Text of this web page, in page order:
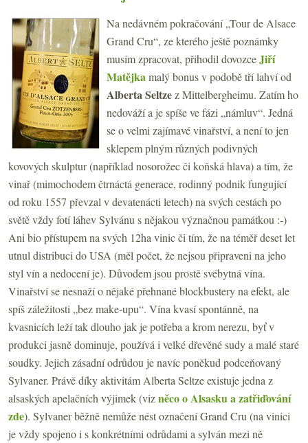
Na nedávném pokračování „Tour de Alsace
Grand Cru“, ze kterého ještě poznámky
musím zpracovat, přihodil dovozceJiří
Matějkamalý bonus v podobě tří lahví od
Alberta Seltzez Mittelbergheimu. Zatím ho
nedováží a je spíše ve fázi „námluv“. Jedná
se o velmi zajímavé vinařství, a není to jen
sklepem plným různých podivných
kovových skulptur (například nosorožec či koňská hlava) a tím, že
vinař (mimochodem čtrnáctá generace, rodinný podnik fungující
od roku 1557 převzal v devatenácti letech) na svých cestách po
světě vždy fotí láhev Sylvánu s nějakou význačnou památkou :-)
Ani bio přístupem na svých 12ha vinic či tím, že na téměř deset let
utnul distribuci do USA (měl počet, že nejsou připraveni na jeho
styl vín a nedocení je). Důvodem jsou prostě svébytná vína.
Vinařství se nesnaží o nějaké přehnané blockbustery na efekt, ale
spíš záležitosti „bez make-upu“. Vína kvasí spontánně, na
kvasnicích leží tak dlouho jak je potřeba a krom nerezu, byť v
produkci jasně dominuje, používá i velké dřevěné sudy a malé staré
soudky. Jejich zásadní odrůdou je navíc poněkud podceňovaný
Sylvaner. Právě díky aktivitám Alberta Seltze existuje jedna z
alsaských apelačních výjimek (vizněco o Alsasku a zatřiďování
zde). Sylvaner běžně nemůže nést označení Grand Cru (na vinici
je vždy spojeno i s konkrétními odrůdami a sylván mezi ně